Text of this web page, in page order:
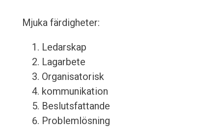
Mjuka färdigheter:
Ledarskap
Lagarbete
Organisatorisk
kommunikation
Beslutsfattande
Problemlösning